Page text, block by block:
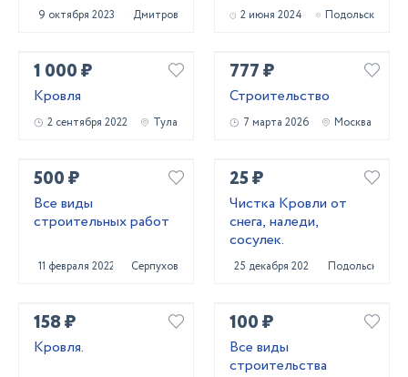
9 октября 2023 Дмитров 2 июня 2024 Подольск
1 000 ₽
Кровля
2 сентября 2022 Тула
777 ₽
Строительство
7 марта 2026 Москва
500 ₽
Все виды
строительных работ
11 февраля 2022 Серпухов
25 ₽
Чистка Кровли от
снега, наледи,
сосулек.
25 декабря 2020 Подольск
158 ₽
Кровля.
100 ₽
Все виды
строительства